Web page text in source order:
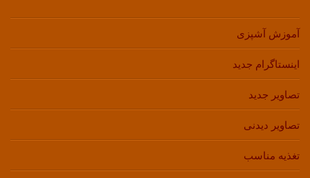
آموزش آشپزی
اینستاگرام جدید
تصاویر جدید
تصاویر دیدنی
تغذیه مناسب